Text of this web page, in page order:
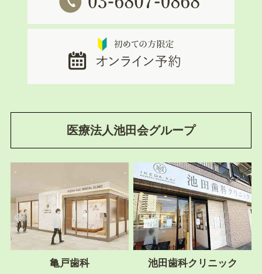
医療法人池田会グループ
亀戸歯科
池田歯科クリニック